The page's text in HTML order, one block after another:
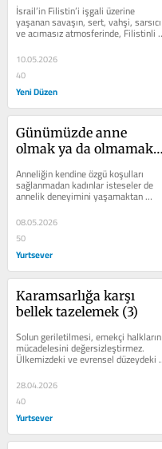
İsrail’in Filistin’i işgali üzerine
yaşanan savaşın, sert, vahşi, sarsıcı
ve acımasız atmosferinde, Filistinli
10.05.2026
40
Yeni Düzen
Günümüzde anne
olmak ya da olmamak:
Anneliğin kendine özgü koşulları
sağlanmadan kadınlar isteseler de
annelik deneyimini yaşamaktan
kaçacaklardır. Yönetimlerin bu
konuyu...
08.05.2026
50
Yurtsever
Karamsarlığa karşı
bellek tazelemek (3)
Solun geriletilmesi, emekçi halkların
mücadelesini değersizleştirmez.
Ülkemizdeki ve evrensel düzeydeki
devrimci mücadelelerin ufuk açıcı...
28.04.2026
40
Yurtsever